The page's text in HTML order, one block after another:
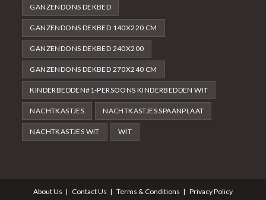
GANZENDONS DEKBED
GANZENDONS DEKBED 140X220 CM
GANZENDONS DEKBED 240X200
GANZENDONS DEKBED 270X240 CM
KINDERBEDDEN#1-PERSOONS KINDERBEDDEN WIT
NACHTKASTJES NACHTKASTJES SPAANPLAAT
NACHTKASTJES WIT WIT
About Us Contact Us Terms & Conditions Privacy Policy